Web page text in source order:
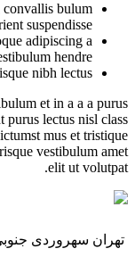
convallis bulum
suspendisse.
adipiscing a
hendre.
nibh lectus.
et in a a a purus
purus lectus nisl class
mus et tristique
vestibulum amet
elit ut volutpat.